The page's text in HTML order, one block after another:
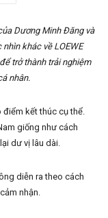
Dương Minh Đăng và
khác về LOEWE
trở thành trải nghiệm
nhân.
kết thúc cụ thể.
giống như cách
dư vị lâu dài.
diễn ra theo cách
nhận.